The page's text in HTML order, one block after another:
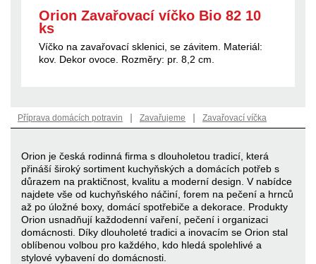
Orion Zavařovací víčko Bio 82 10
ks
Víčko na zavařovací sklenici, se závitem. Materiál:
kov. Dekor ovoce. Rozměry: pr. 8,2 cm.
Příprava domácích potravin | Zavařujeme | Zavařovací víčka
Orion je česká rodinná firma s dlouholetou tradicí, která
přináší široký sortiment kuchyňských a domácích potřeb s
důrazem na praktičnost, kvalitu a moderní design. V nabídce
najdete vše od kuchyňského náčiní, forem na pečení a hrnců
až po úložné boxy, domácí spotřebiče a dekorace. Produkty
Orion usnadňují každodenní vaření, pečení i organizaci
domácnosti. Díky dlouholeté tradici a inovacím se Orion stal
oblíbenou volbou pro každého, kdo hledá spolehlivé a
stylové vybavení do domácnosti.